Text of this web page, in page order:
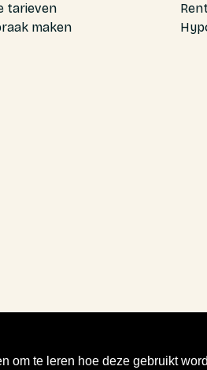
om te leren hoe deze gebruikt
tarieven
maken